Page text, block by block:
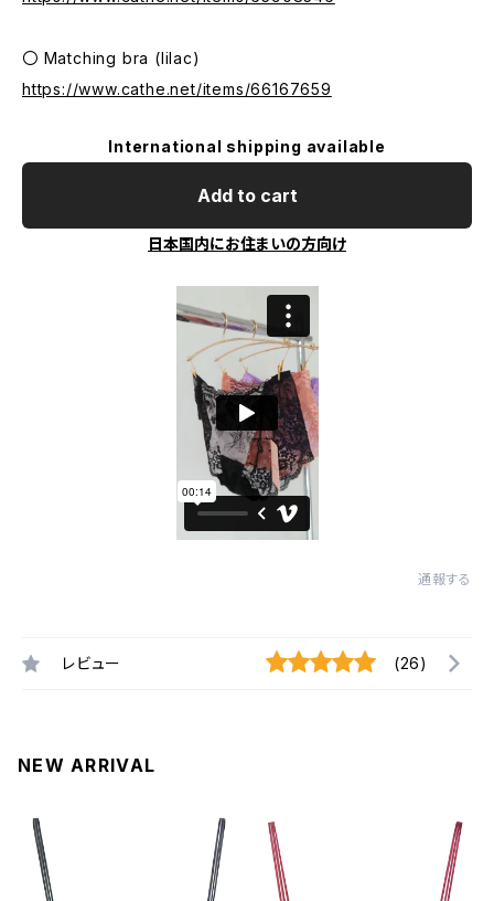
〇 Matching bra (lilac)
https://www.cathe.net/items/66167659
International shipping available
Add to cart
日本国内にお住まいの方向け
通報する
レビュー (26)
NEW ARRIVAL